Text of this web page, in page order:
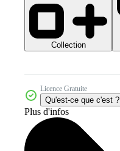
Collection
Licence Gratuite
Qu'est-ce que c'est ?
Plus d'infos